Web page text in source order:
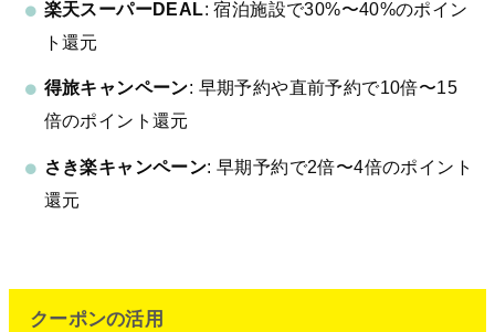
楽天スーパーDEAL: 宿泊施設で30%〜40%のポイン
ト還元
得旅キャンペーン: 早期予約や直前予約で10倍〜15
倍のポイント還元
さき楽キャンペーン: 早期予約で2倍〜4倍のポイント
還元
クーポンの活用